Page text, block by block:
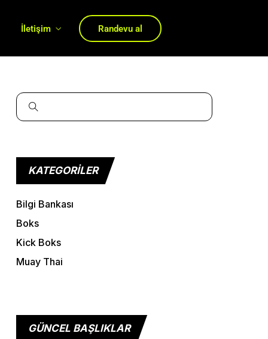
İletişim Randevu al
KATEGORILER
Bilgi Bankası
Boks
Kick Boks
Muay Thai
GÜNCEL BAŞLIKLAR